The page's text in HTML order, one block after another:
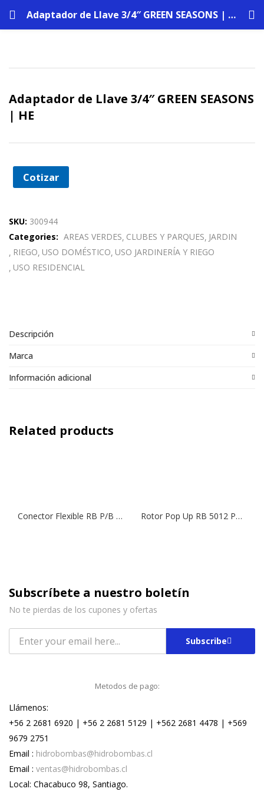
Adaptador de Llave 3/4″ GREEN SEASONS | HE
Adaptador de Llave 3/4″ GREEN SEASONS
| HE
Cotizar
SKU: 300944
Categories: AREAS VERDES CLUBES Y PARQUES JARDIN
RIEGO USO DOMÉSTICO USO JARDINERÍA Y RIEGO
USO RESIDENCIAL
Descripción
Marca
Información adicional
Related products
Conector Flexible RB P/B Pop Up 30cm | 1/2″ x 1/2″ Rotor Pop Up RB 5012 PC Círculo Ajustable | (Producto a Pedido)
Subscríbete a nuestro boletín
No te pierdas de los cupones y ofertas
Subscribe
Metodos de pago:
Llámenos:
+56 2 2681 6920 | +56 2 2681 5129 | +562 2681 4478 | +569
9679 2751
Email : hidrobombas@hidrobombas.cl
Email : ventas@hidrobombas.cl
Local: Chacabuco 98, Santiago.